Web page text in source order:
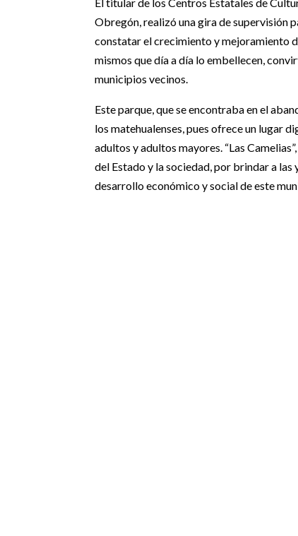
Obregón, realizó una gira de supervisión
constatar el crecimiento y mejoramiento
mismos que día a día lo embellecen,
municipios vecinos.
Este parque, que se encontraba en el
los matehualenses, pues ofrece un lugar
adultos y adultos mayores. “Las
del Estado y la sociedad, por brindar a
desarrollo económico y social de este